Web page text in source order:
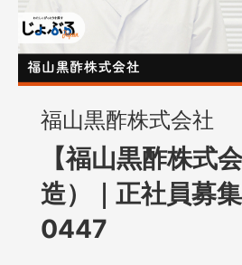
福山黒酢株式会社
【福山黒酢株式
造）｜正社員募
0447